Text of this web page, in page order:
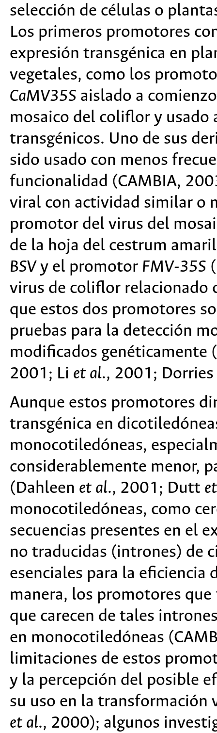
selección de células o
Los primeros promotores
expresión transgénica en
vegetales, como los
CaMV35S aislado a
mosaico del coliflor y usado
transgénicos. Uno de sus
sido usado con menos
funcionalidad (CAMBIA,
viral con actividad similar o
promotor del virus del
de la hoja del cestrum
BSVy el promotor FMV-35S
virus de coliflor relacionado
que estos dos promotores
pruebas para la detección
modificados genéticamente
2001; Li et al., 2001; Dorries
Aunque estos promotores
transgénica en
monocotiledóneas,
considerablemente menor,
(Dahleen et al., 2001; Dutt
monocotiledóneas, como
secuencias presentes en el
no traducidas (intrones) de
esenciales para la eficiencia
manera, los promotores
que carecen de tales
en monocotiledóneas
limitaciones de estos
y la percepción del posible
su uso en la transformación
et al., 2000); algunos